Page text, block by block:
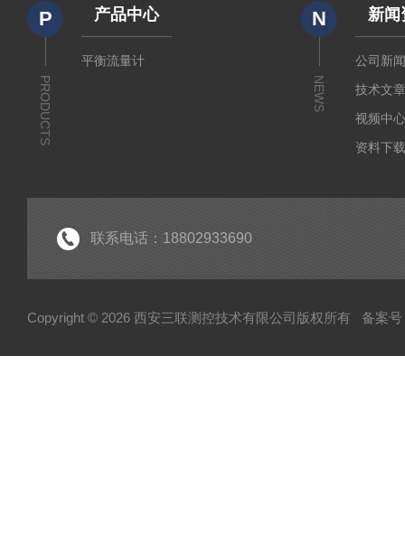
P
PRODUCTS
产品中心
平衡流量计
N
NEWS
新闻
公司新
技术文
视频中
资料下
联系电话：18802933690
Copyright © 2026 西安三联测控技术有限公司版权所有 备案号